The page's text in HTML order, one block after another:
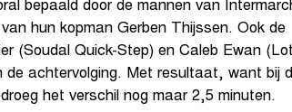
bepaald door de mannen van
hun kopman Gerben Thijssen. Ook de
(Soudal Quick-Step) en Caleb Ewan
de achtervolging. Met resultaat, want bij
het verschil nog maar 2,5 minuten.